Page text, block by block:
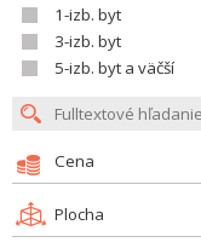
1-izb. byt
3-izb. byt
5-izb. byt a väčší
Cena
Plocha